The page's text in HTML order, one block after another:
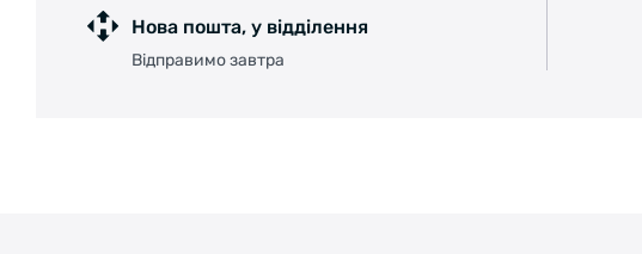
Нова пошта, у відділення
Відправимо завтра